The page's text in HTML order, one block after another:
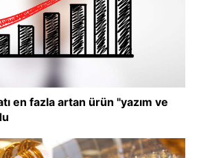
en fazla artan ürün "yazım ve